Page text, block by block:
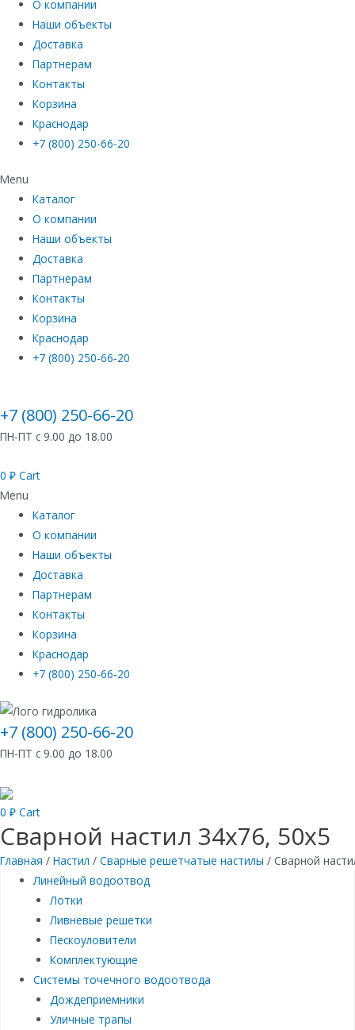
О компании
Наши объекты
Доставка
Партнерам
Контакты
Корзина
Краснодар
+7 (800) 250-66-20
Menu
Каталог
О компании
Наши объекты
Доставка
Партнерам
Контакты
Корзина
Краснодар
+7 (800) 250-66-20
+7 (800) 250-66-20
ПН-ПТ с 9.00 до 18.00
0 ₽ Cart
Menu
Каталог
О компании
Наши объекты
Доставка
Партнерам
Контакты
Корзина
Краснодар
+7 (800) 250-66-20
+7 (800) 250-66-20
ПН-ПТ с 9.00 до 18.00
0 ₽ Cart
Сварной настил 34х76, 50х5
Главная / Настил / Сварные решетчатые настилы / Сварной
Линейный водоотвод
Лотки
Ливневые решетки
Пескоуловители
Комплектующие
Системы точечного водоотвода
Дождеприемники
Уличные трапы